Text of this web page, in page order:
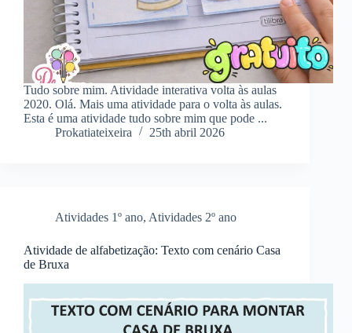
Tudo sobre mim. Atividade interativa volta às aulas
2020. Olá. Mais uma atividade para o volta às aulas.
Esta é uma atividade tudo sobre mim que pode ...
Prokatiateixeira
25th abril 2026
Atividades 1º ano, Atividades 2º ano
Atividade de alfabetização: Texto com cenário Casa
de Bruxa